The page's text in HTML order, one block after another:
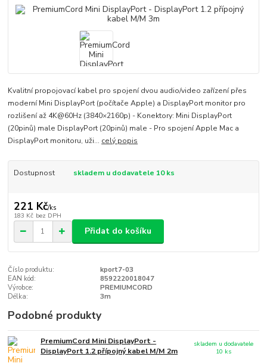
Kvalitní propojovací kabel pro spojení dvou audio/video zařízení přes
moderní Mini DisplayPort (počítače Apple) a DisplayPort monitor pro
rozlišení až 4K@60Hz (3840×2160p) - Konektory: Mini DisplayPort
(20pinů) male DisplayPort (20pinů) male - Pro spojení Apple Mac a
DisplayPort monitoru, uži... celý popis
Dostupnost skladem u dodavatele 10 ks
221 Kč/ks
183 Kč bez DPH
Přidat do košíku
Číslo produktu:
kport7-03
EAN kód:
8592220018047
Výrobce:
PREMIUMCORD
Délka:
3m
Podobné produkty
PremiumCord Mini DisplayPort -
DisplayPort 1.2 přípojný kabel M/M 2m
skladem u dodavatele
10 ks